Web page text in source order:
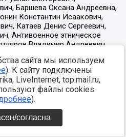
сайта мы используем
). К сайту подключены
LiveInternet, top.mail.ru,
файлы cookies
).
согласна